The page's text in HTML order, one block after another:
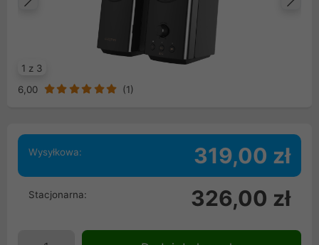
1 z 3
Poprzedni
6,00 (1)
Wysyłkowa: 319,00 zł
Stacjonarna: 326,00 zł